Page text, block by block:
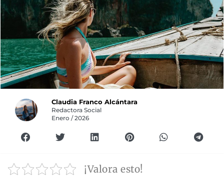
Claudia Franco Alcántara
Redactora Social
Enero / 2026
¡Valora esto!